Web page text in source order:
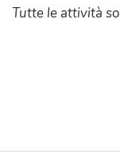
Tutte le attività